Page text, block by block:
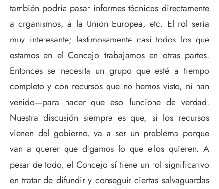
también podría pasar informes técnicos directamente
a organismos, a la Unión Europea, etc. El rol sería
muy interesante; lastimosamente casi todos los que
estamos en el Concejo trabajamos en otras partes.
Entonces se necesita un grupo que esté a tiempo
completo y con recursos que no hemos visto, ni han
venido—para hacer que eso funcione de verdad.
Nuestra discusión siempre es que, si los recursos
vienen del gobierno, va a ser un problema porque
van a querer que digamos lo que ellos quieren. A
pesar de todo, el Concejo sí tiene un rol significativo
en tratar de difundir y conseguir ciertas salvaguardas